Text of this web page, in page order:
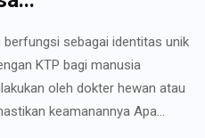
sebagai identitas unik
KTP bagi manusia
oleh dokter hewan atau
keamanannya Apa...